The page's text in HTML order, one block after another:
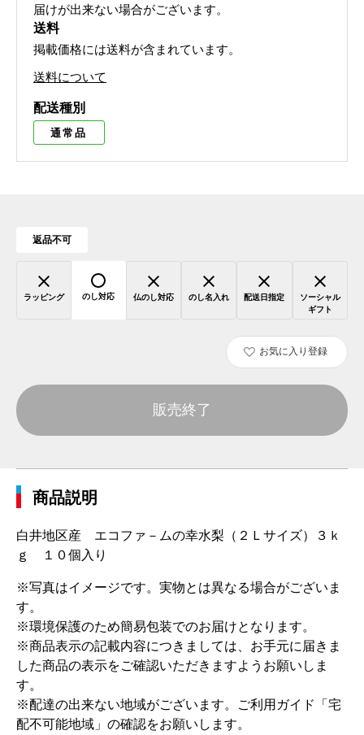
届けが出来ない場合がございます。
送料
掲載価格には送料が含まれています。
送料について
配送種別
通常品
返品不可
ラッピング のし対応 仏のし対応 のし名入れ 配送日指定
ソーシャル
ギフト
お気に入り登録
販売終了
商品説明
白井地区産 エコファ－ムの幸水梨（２Ｌサイズ）３ｋ
ｇ １０個入り
※写真はイメージです。実物とは異なる場合がございま
す。
※環境保護のため簡易包装でのお届けとなります。
※商品表示の記載内容につきましては、お手元に届きま
した商品の表示をご確認いただきますようお願いしま
す。
※配達の出来ない地域がございます。ご利用ガイド「宅
配不可能地域」の確認をお願いします。